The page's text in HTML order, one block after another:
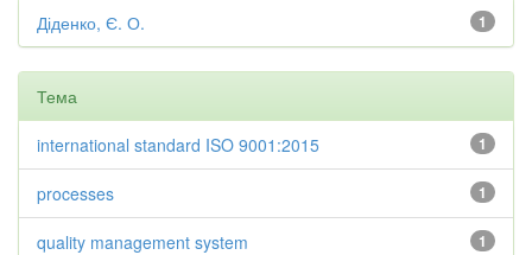
1
Діденко, Є. О.
Тема
1
international standard ISO 9001:2015
1
processes
1
quality management system